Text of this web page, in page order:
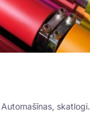
skatlogi.